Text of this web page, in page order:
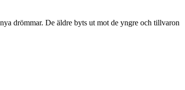
drömmar. De äldre byts ut mot de yngre och tillvaron